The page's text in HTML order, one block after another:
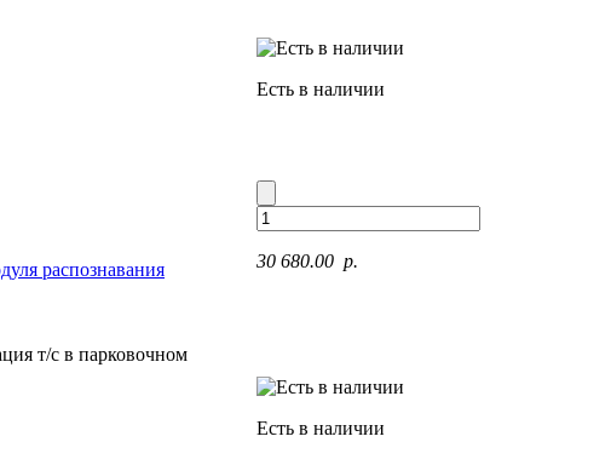
Есть в наличии
распознавания
т/с в парковочном
30 680.00 p.
Есть в наличии